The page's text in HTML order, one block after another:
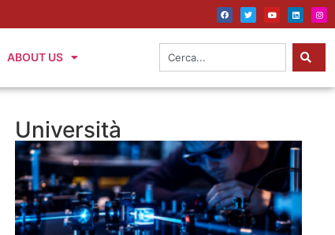
ABOUT US
Università